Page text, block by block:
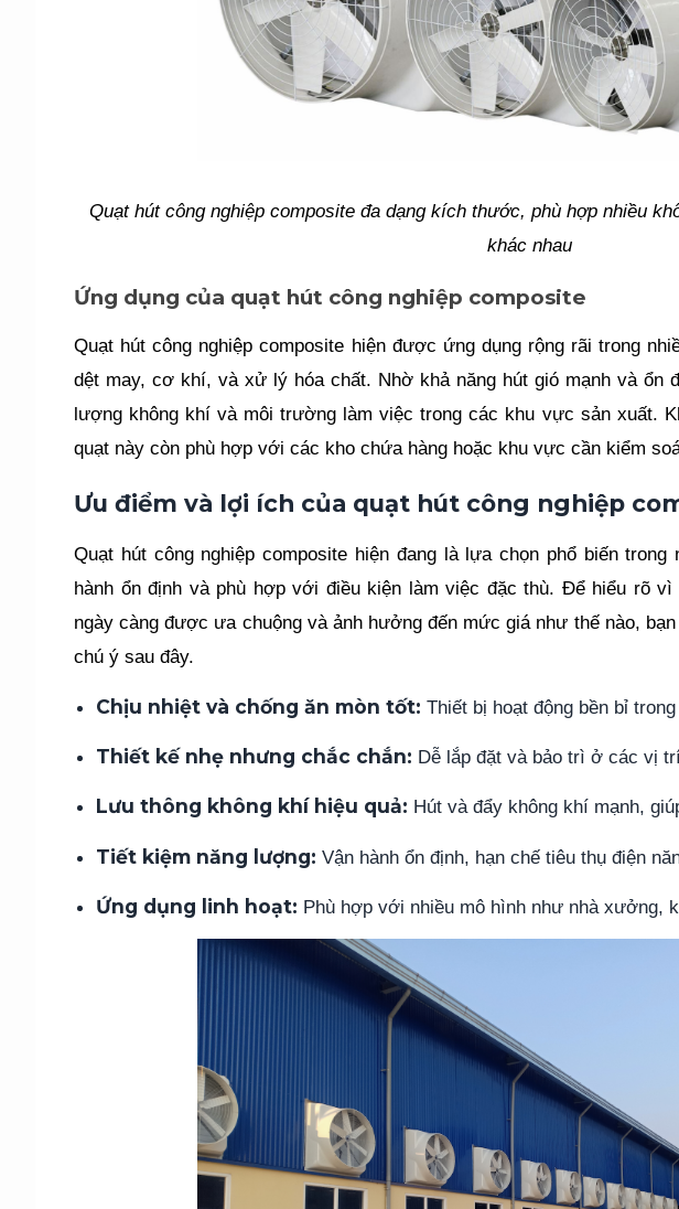
Quạt hút công nghiệp composite đa dạng kích thước, phù hợp nhiều
khác nhau
Ứng dụng của quạt hút công nghiệp composite
Quạt hút công nghiệp composite hiện được ứng dụng rộng rãi trong
dệt may, cơ khí, và xử lý hóa chất. Nhờ khả năng hút gió mạnh và ổn
lượng không khí và môi trường làm việc trong các khu vực sản xuất.
quạt này còn phù hợp với các kho chứa hàng hoặc khu vực cần kiểm
Ưu điểm và lợi ích của quạt hút công nghiệp
Quạt hút công nghiệp composite hiện đang là lựa chọn phổ biến
hành ổn định và phù hợp với điều kiện làm việc đặc thù. Để hiểu rõ vì
ngày càng được ưa chuộng và ảnh hưởng đến mức giá như thế nào,
chú ý sau đây.
Chịu nhiệt và chống ăn mòn tốt: Thiết bị hoạt động bền bỉ
Thiết kế nhẹ nhưng chắc chắn: Dễ lắp đặt và bảo trì ở các vị
Lưu thông không khí hiệu quả: Hút và đẩy không khí mạnh,
Tiết kiệm năng lượng: Vận hành ổn định, hạn chế tiêu thụ điện
Ứng dụng linh hoạt: Phù hợp với nhiều mô hình như nhà xưởng,